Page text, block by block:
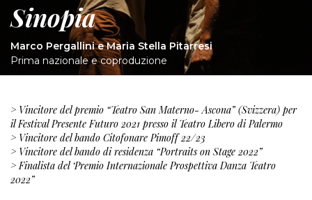
Sinopia
Marco Pergallini e Maria Stella Pitarresi
Prima nazionale e coproduzione
> Vincitore del premio “Teatro San Materno- Ascona” (Svizzera) per
il Festival Presente Futuro 2021 presso il Teatro Libero di Palermo
> Vincitore del bando Citofonare Pimoff 22/23
> Vincitore del bando di residenza “Portraits on Stage 2022”
> Finalista del ‘Premio Internazionale Prospettiva Danza Teatro
2022”